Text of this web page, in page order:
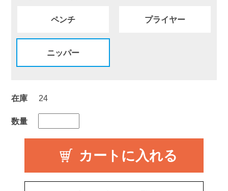
ペンチ プライヤー
ニッパー
在庫 24
数量